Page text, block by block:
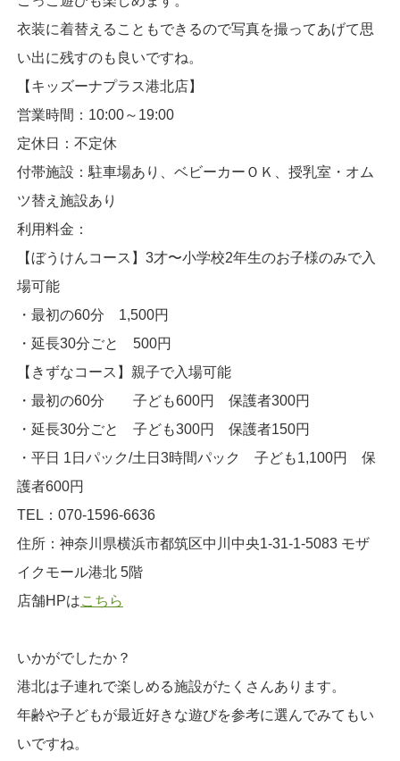
衣装に着替えることもできるので写真を撮ってあげて思
い出に残すのも良いですね。
【キッズーナプラス港北店】
営業時間：10:00～19:00
定休日：不定休
付帯施設：駐車場あり、ベビーカーＯＫ、授乳室・オム
ツ替え施設あり
利用料金：
【ぼうけんコース】3才〜小学校2年生のお子様のみで入
場可能
・最初の60分 1,500円
・延長30分ごと 500円
【きずなコース】親子で入場可能
・最初の60分 子ども600円 保護者300円
・延長30分ごと 子ども300円 保護者150円
・平日 1日パック/土日3時間パック 子ども1,100円 保
護者600円
TEL：070-1596-6636
住所：神奈川県横浜市都筑区中川中央1-31-1-5083 モザ
イクモール港北 5階
店舗HPはこちら
いかがでしたか？
港北は子連れで楽しめる施設がたくさんあります。
年齢や子どもが最近好きな遊びを参考に選んでみてもい
いですね。